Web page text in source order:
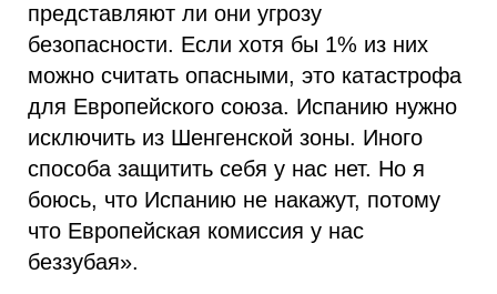
представляют ли они угрозу
безопасности. Если хотя бы 1% из них
можно считать опасными, это катастрофа
для Европейского союза. Испанию нужно
исключить из Шенгенской зоны. Иного
способа защитить себя у нас нет. Но я
боюсь, что Испанию не накажут, потому
что Европейская комиссия у нас
беззубая».